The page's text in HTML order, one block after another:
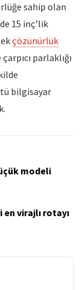
sahip olan
15 inç’lik
çözünürlük
parlaklığı
bilgisayar
modeli
virajlı rotayı